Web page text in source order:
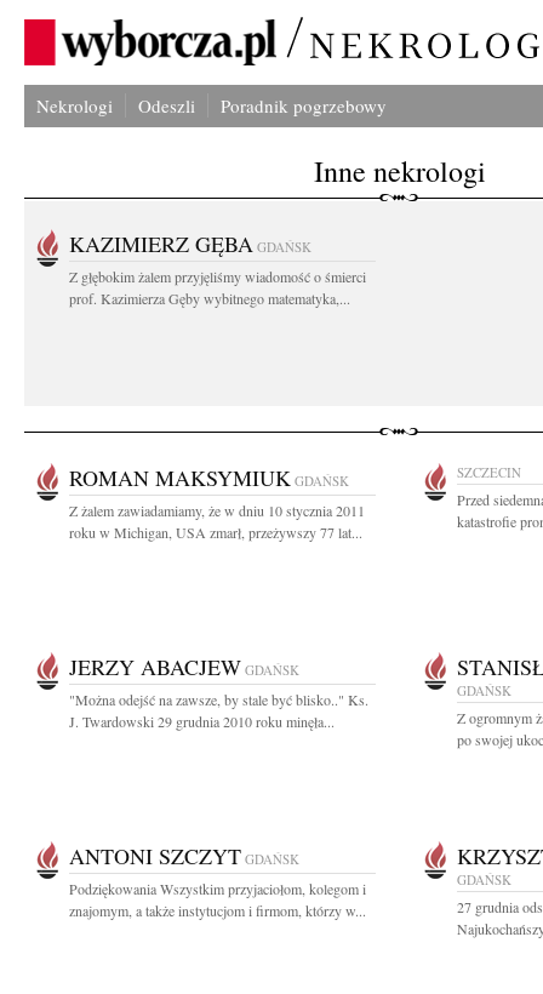
Nekrologi Odeszli Poradnik pogrzebowy
Inne nekrologi
KAZIMIERZ GĘBA GDAŃSK
Z głębokim żalem przyjęliśmy wiadomość o śmierci
prof. Kazimierza Gęby wybitnego matematyka,...
ROMAN MAKSYMIUK GDAŃSK
Z żalem zawiadamiamy, że w dniu 10 stycznia 2011
roku w Michigan, USA zmarł, przeżywszy 77 lat...
SZCZECIN
Przed
katastrofie
JERZY ABACJEW GDAŃSK
"Można odejść na zawsze, by stale być blisko.." Ks.
J. Twardowski 29 grudnia 2010 roku minęła...
GDAŃSK
Z ogromnym
po swojej
ANTONI SZCZYT GDAŃSK
Podziękowania Wszystkim przyjaciołom, kolegom i
znajomym, a także instytucjom i firmom, którzy w...
GDAŃSK
27 grudnia